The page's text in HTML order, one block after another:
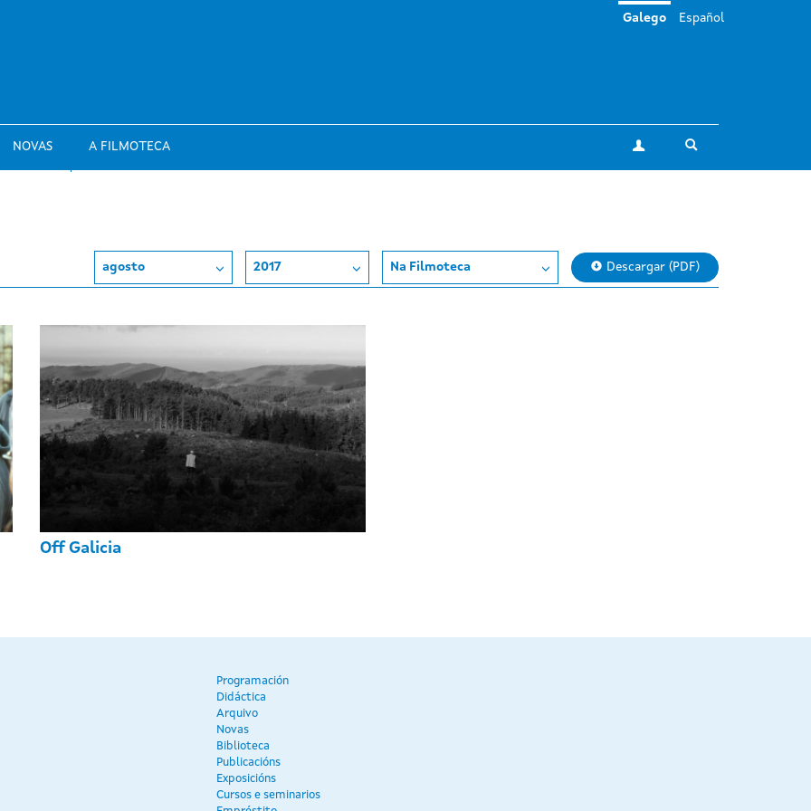
NOVAS A FILMOTECA A miña conta
Galego Español
agosto 2017 Na Filmoteca Descargar (PDF)
Off Galicia
Programación
Didáctica
Arquivo
Novas
Biblioteca
Publicacións
Exposicións
Cursos e seminarios